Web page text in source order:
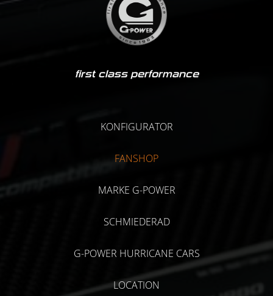
first class performance
KONFIGURATOR
FANSHOP
MARKE G-POWER
SCHMIEDERAD
G-POWER HURRICANE CARS
LOCATION